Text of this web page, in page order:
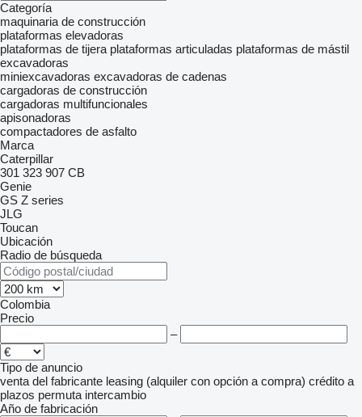
Categoría
maquinaria de construcción
plataformas elevadoras
plataformas de tijera plataformas articuladas plataformas de mástil
excavadoras
miniexcavadoras excavadoras de cadenas
cargadoras de construcción
cargadoras multifuncionales
apisonadoras
compactadores de asfalto
Marca
Caterpillar
301 323 907 CB
Genie
GS Z series
JLG
Toucan
Ubicación
Radio de búsqueda
Colombia
Precio
–
Tipo de anuncio
venta del fabricante leasing (alquiler con opción a compra) crédito a
plazos permuta intercambio
Año de fabricación